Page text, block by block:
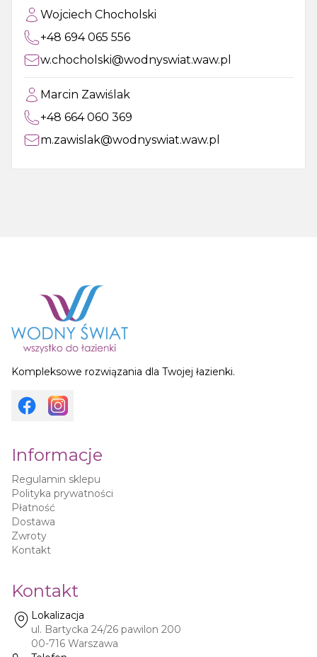
Wojciech Chocholski
+48 694 065 556
w.chocholski@wodnyswiat.waw.pl
Marcin Zawiślak
+48 664 060 369
m.zawislak@wodnyswiat.waw.pl
Kompleksowe rozwiązania dla Twojej łazienki.
Informacje
Regulamin sklepu
Polityka prywatności
Płatność
Dostawa
Zwroty
Kontakt
Kontakt
Lokalizacja
ul. Bartycka 24/26 pawilon 200
00-716 Warszawa